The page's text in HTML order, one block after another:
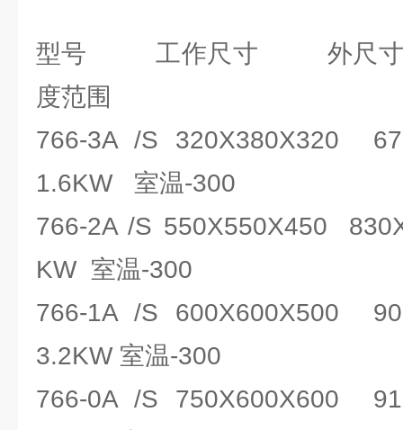
型号 工作尺寸 外尺
度范围
766-3A /S 320X380X320
1.6KW 室温-300
766-2A /S 550X550X450
KW 室温-300
766-1A /S 600X600X500
3.2KW 室温-300
766-0A /S 750X600X600